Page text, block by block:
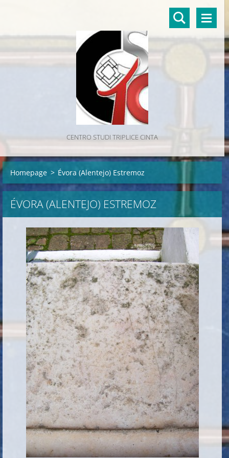
CENTRO STUDI TRIPLICE CINTA
Homepage > Évora (Alentejo) Estremoz
ÉVORA (ALENTEJO) ESTREMOZ